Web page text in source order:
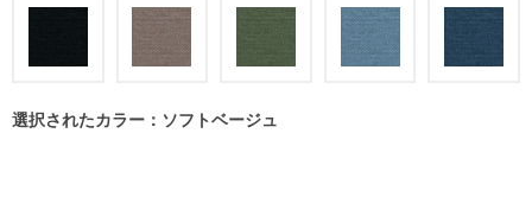
選択されたカラー：ソフトベージュ